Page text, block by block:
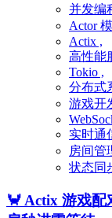
并发编
Actor
Actix ,
高性能
Tokio ,
分布式
游戏开
实时通
房间管
状态同
🦀 Actix 游戏